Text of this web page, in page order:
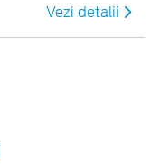
Vezi detalii